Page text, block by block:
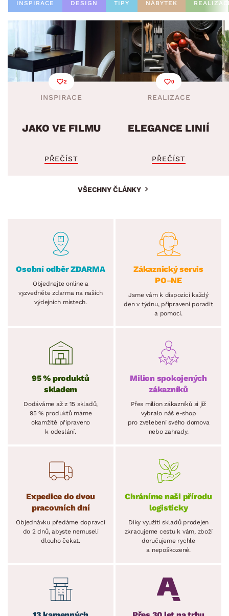
INSPIRACE DESIGN TIPY NÁBYTEK
2
INSPIRACE
JAKO VE FILMU
PŘEČÍST
0
REALIZACE
ELEGANCE LINIÍ
PŘEČÍST
VŠECHNY ČLÁNKY
Osobní odběr ZDARMA
Objednejte online a
vyzvedněte zdarma na našich
výdejních místech.
Zákaznický servis
PO–NE
Jsme vám k dispozici každý
den v týdnu, připraveni poradit
a pomoci.
95 % produktů
skladem
Dodáváme až z 15 skladů,
95 % produktů máme
okamžitě připraveno
k odeslání.
Milion spokojených
zákazníků
Přes milion zákazníků si již
vybralo náš e-shop
pro zvelebení svého domova
nebo zahrady.
Expedice do dvou
pracovních dní
Objednávku předáme dopravci
do 2 dnů, abyste nemuseli
dlouho čekat.
Chráníme naši přírodu
logisticky
Díky využití skladů prodejen
zkracujeme cestu k vám, zboží
doručujeme rychle
a nepoškozené.